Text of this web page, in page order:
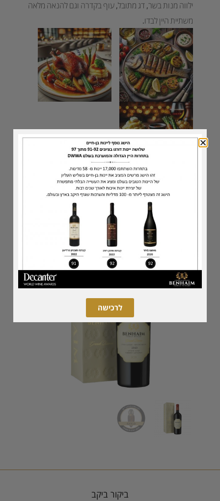
ילווה מנות בשר, דג מתובל, עוף בקדרה וגם להנאה מלאה
משתיית היין לבדו.
הוספה לסל
ביקור ביקב
לרכישה